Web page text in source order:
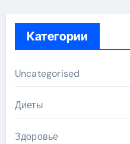
Категории
Uncategorised
Диеты
Здоровье